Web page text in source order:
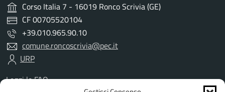
Corso Italia 7 - 16019 Ronco Scrivia (GE)
CF 00705520104
+39.010.965.90.10
comune.roncoscrivia@pec.it
URP
Leggi le FAQ